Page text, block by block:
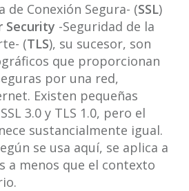
de Conexión Segura- (SSL)
Security -Seguridad de la
(TLS), su sucesor, son
que proporcionan
por una red,
Existen pequeñas
3.0 y TLS 1.0, pero el
sustancialmente igual.
se usa aquí, se aplica a
a menos que el contexto